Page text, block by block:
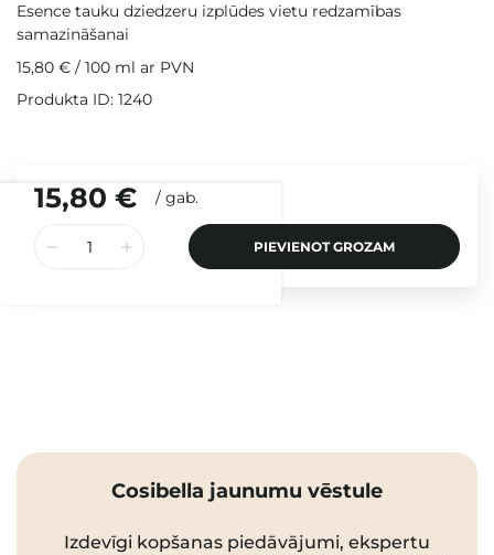
15,80 € / gab.
PIEVIENOT GROZAM
Esence tauku dziedzeru izplūdes vietu redzamības
samazināšanai
15,80 € / 100 ml ar PVN
Produkta ID: 1240
Cosibella jaunumu vēstule
Izdevīgi kopšanas piedāvājumi, ekspertu